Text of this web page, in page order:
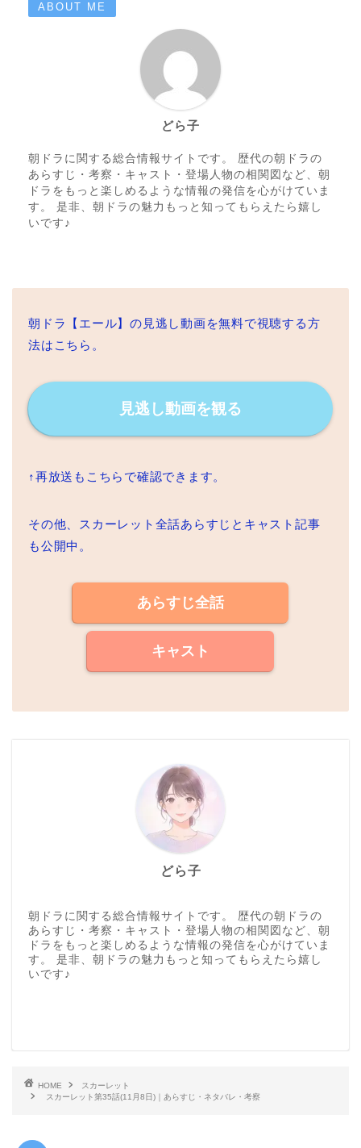
ABOUT ME
どら子
朝ドラに関する総合情報サイトです。 歴代の朝ドラの
あらすじ・考察・キャスト・登場人物の相関図など、朝
ドラをもっと楽しめるような情報の発信を心がけていま
す。 是非、朝ドラの魅力もっと知ってもらえたら嬉し
いです♪
朝ドラ【エール】の見逃し動画を無料で視聴する方
法はこちら。
見逃し動画を観る
↑再放送もこちらで確認できます。
その他、スカーレット全話あらすじとキャスト記事
も公開中。
あらすじ全話
キャスト
どら子
朝ドラに関する総合情報サイトです。 歴代の朝ドラの
あらすじ・考察・キャスト・登場人物の相関図など、朝
ドラをもっと楽しめるような情報の発信を心がけていま
す。 是非、朝ドラの魅力もっと知ってもらえたら嬉し
いです♪
HOME
スカーレット
スカーレット第35話(11月8日)｜あらすじ・ネタバレ・考察